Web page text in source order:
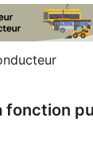
fonction